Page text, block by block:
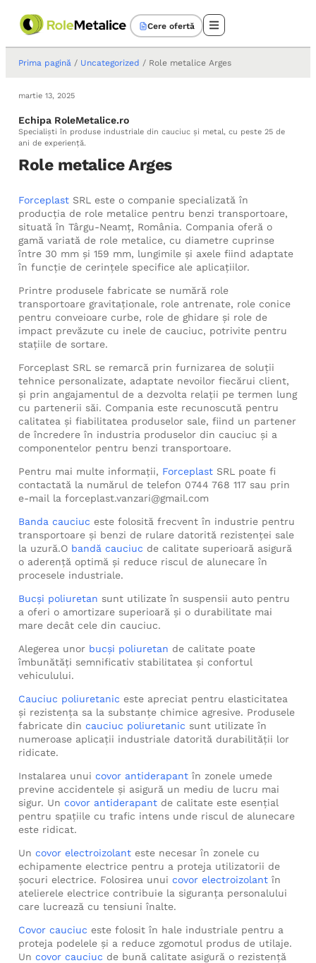
Cere ofertă
Prima pagină / Uncategorized / Role metalice Arges
martie 13, 2025
Echipa RoleMetalice.ro
Specialiști în produse industriale din cauciuc și metal, cu peste 25 de
ani de experiență.
Role metalice Arges
Forceplast SRL este o companie specializată în
producția de role metalice pentru benzi transportoare,
situată în Târgu-Neamț, România. Compania oferă o
gamă variată de role metalice, cu diametre cuprinse
între 30 mm și 159 mm, lungimile și axele fiind adaptate
în funcție de cerințele specifice ale aplicațiilor.
Printre produsele fabricate se numără role
transportoare gravitaționale, role antrenate, role conice
pentru conveioare curbe, role de ghidare și role de
impact prevăzute cu inele de cauciuc, potrivite pentru
stațiile de sortare.
Forceplast SRL se remarcă prin furnizarea de soluții
tehnice personalizate, adaptate nevoilor fiecărui client,
și prin angajamentul de a dezvolta relații pe termen lung
cu partenerii săi. Compania este recunoscută pentru
calitatea și fiabilitatea produselor sale, fiind un partener
de încredere în industria produselor din cauciuc și a
componentelor pentru benzi transportoare.
Pentru mai multe informații, Forceplast SRL poate fi
contactată la numărul de telefon 0744 768 117 sau prin
e-mail la forceplast.vanzari@gmail.com
Banda cauciuc este folosită frecvent în industrie pentru
transportoare și benzi de rulare datorită rezistenței sale
la uzură.O bandă cauciuc de calitate superioară asigură
o aderență optimă și reduce riscul de alunecare în
procesele industriale.
Bucși poliuretan sunt utilizate în suspensii auto pentru
a oferi o amortizare superioară și o durabilitate mai
mare decât cele din cauciuc.
Alegerea unor bucși poliuretan de calitate poate
îmbunătăți semnificativ stabilitatea și confortul
vehiculului.
Cauciuc poliuretanic este apreciat pentru elasticitatea
și rezistența sa la substanțe chimice agresive. Produsele
fabricate din cauciuc poliuretanic sunt utilizate în
numeroase aplicații industriale datorită durabilității lor
ridicate.
Instalarea unui covor antiderapant în zonele umede
previne accidentele și asigură un mediu de lucru mai
sigur. Un covor antiderapant de calitate este esențial
pentru spațiile cu trafic intens unde riscul de alunecare
este ridicat.
Un covor electroizolant este necesar în zonele cu
echipamente electrice pentru a proteja utilizatorii de
șocuri electrice. Folosirea unui covor electroizolant în
atelierele electrice contribuie la siguranța personalului
care lucrează cu tensiuni înalte.
Covor cauciuc este folosit în hale industriale pentru a
proteja podelele și a reduce zgomotul produs de utilaje.
Un covor cauciuc de bună calitate asigură o rezistență